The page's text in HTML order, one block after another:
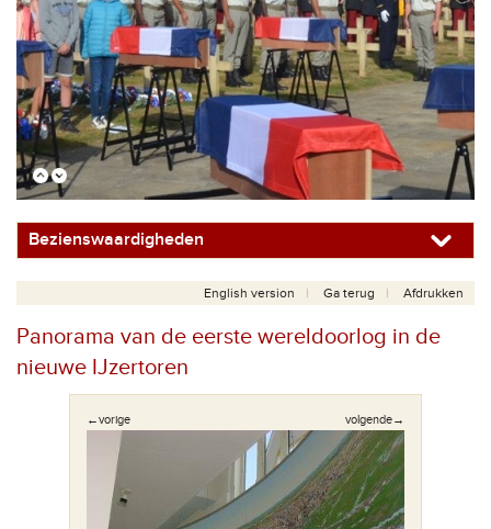
Bezienswaardigheden
English version Ga terug Afdrukken
Panorama van de eerste wereldoorlog in de
nieuwe IJzertoren
←vorige volgende→